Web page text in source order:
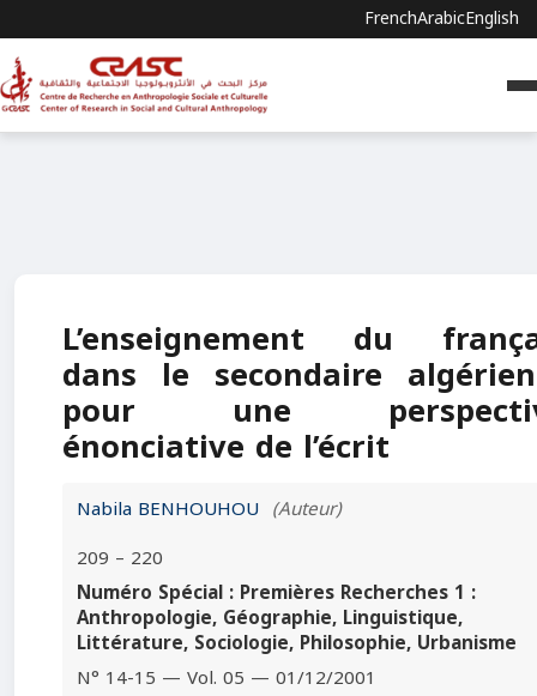
FrenchArabicEnglish
L’enseignement du
dans le secondaire
pour une
énonciative de l’écrit
Nabila BENHOUHOU (Auteur)
209 – 220
Numéro Spécial : Premières Recherches 1 :
Anthropologie, Géographie, Linguistique,
Littérature, Sociologie, Philosophie, Urbanisme
N° 14-15 — Vol. 05 — 01/12/2001